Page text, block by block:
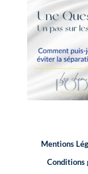
Mentions
Conditions